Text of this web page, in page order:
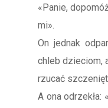
«Panie,
mi».
On jednak
chleb dzieciom,
rzucać
A ona odrzekła: